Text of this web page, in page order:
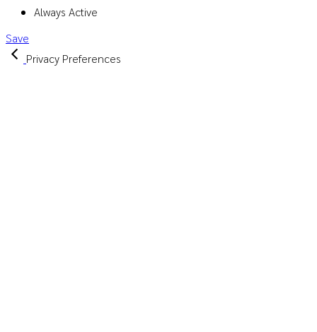
Always Active
Save
Privacy Preferences